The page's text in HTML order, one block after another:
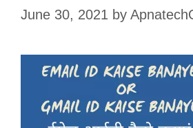
June 30, 2021 by